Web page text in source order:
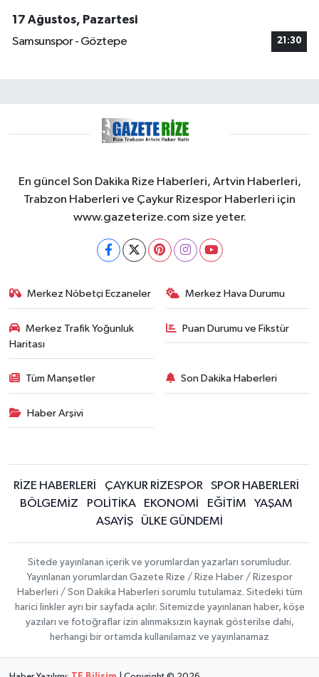
17 Ağustos, Pazartesi
Samsunspor - Göztepe
21:30
En güncel Son Dakika Rize Haberleri, Artvin Haberleri,
Trabzon Haberleri ve Çaykur Rizespor Haberleri için
www.gazeterize.com size yeter.
Merkez Nöbetçi Eczaneler Merkez Hava Durumu
Merkez Trafik Yoğunluk
Haritası
Puan Durumu ve Fikstür
Tüm Manşetler Son Dakika Haberleri
Haber Arşivi
RİZE HABERLERİ ÇAYKUR RİZESPOR
SPOR HABERLERİ
BÖLGEMİZ
POLİTİKA EKONOMİ EĞİTİM
YAŞAM
ASAYİŞ
ÜLKE GÜNDEMİ
Sitede yayınlanan içerik ve yorumlardan yazarları sorumludur.
Yayınlanan yorumlardan Gazete Rize / Rize Haber / Rizespor
Haberleri / Son Dakika Haberleri sorumlu tutulamaz. Sitedeki tüm
harici linkler ayrı bir sayfada açılır. Sitemizde yayınlanan haber, köşe
yazıları ve fotoğraflar izin alınmaksızın kaynak gösterilse dahi,
herhangi bir ortamda kullanılamaz ve yayınlanamaz